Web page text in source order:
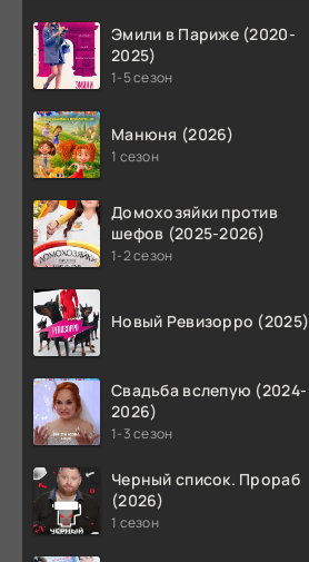
Эмили в Париже (2020-
2025)
1-5 сезон
Манюня (2026)
1 сезон
Домохозяйки против
шефов (2025-2026)
1-2 сезон
Новый Ревизорро (2025)
Свадьба вслепую (2024-
2026)
1-3 сезон
Черный список. Прораб
(2026)
1 сезон